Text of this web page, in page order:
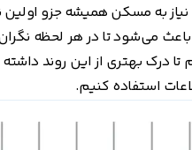
به مسکن همیشه جزو اولین
می‌شود تا در هر لحظه
درک بهتری از این روند
استفاده کنیم.